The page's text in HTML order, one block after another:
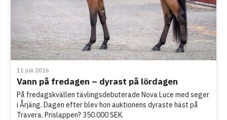
11 juli 2026
Vann på fredagen – dyrast på lördagen
På fredagskvällen tävlingsdebuterade Nova Luce med seger
i Årjäng. Dagen efter blev hon auktionens dyraste häst på
Travera. Prislappen? 350.000 SEK.